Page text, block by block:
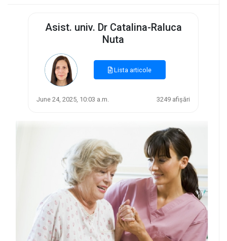
Asist. univ. Dr Catalina-Raluca
Nuta
Lista articole
June 24, 2025, 10:03 a.m. 3249 afișări